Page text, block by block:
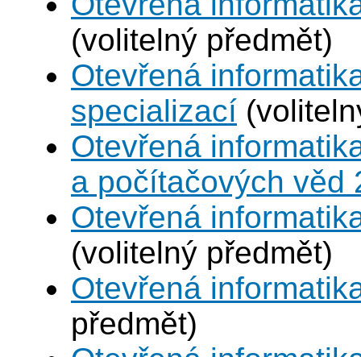
(volitelný předmět)
Otevřená
specializací
Otevřená
a počítačových věd
Otevřená
(volitelný předmět)
Otevřená
předmět)